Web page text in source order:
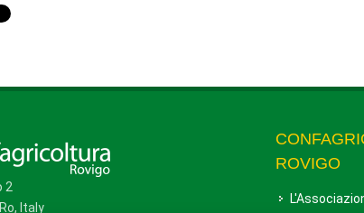
2
Italy
ROVIGO